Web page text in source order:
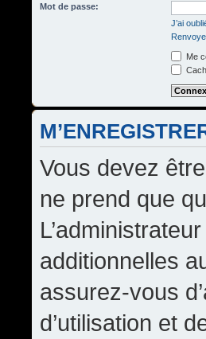
Mot de passe:
J’ai
Me
Vous devez
ne prend que
additionnelles
assurez-vous
d’utilisation et